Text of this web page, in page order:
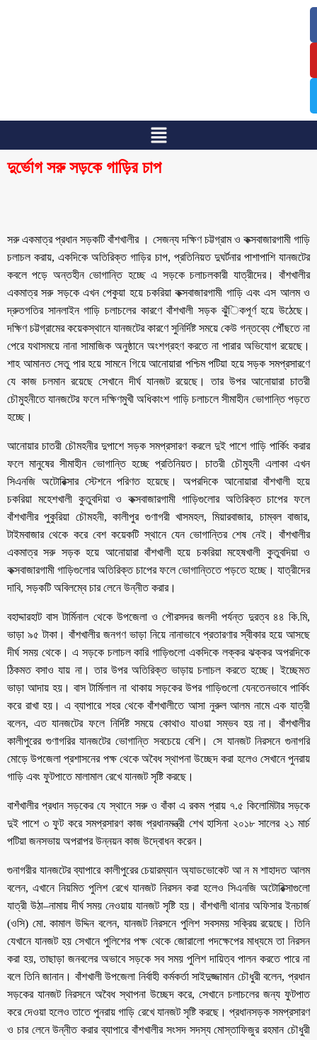
দুর্ভোগ সরু সড়কে গাড়ির চাপ
সরু একমাত্র প্রধান সড়কটি বাঁশখালীর । সেজন্য দক্ষিণ চট্টগ্রাম ও কক্সবাজারগামী গাড়ি
চলাচল করায়, একদিকে অতিরিক্ত গাড়ির চাপ, প্রতিনিয়ত দুঘর্টনার পাশাপাশি যানজটের
কবলে পড়ে অন্তহীন ভোগান্তি হচ্ছে এ সড়কে চলাচলকারী যাত্রীদের। বাঁশখালীর
একমাত্র সরু সড়কে এখন পেকুয়া হয়ে চকরিয়া কক্সবাজারগামী গাড়ি এবং এস আলম ও
দ্রুতগতির সানলাইন গাড়ি চলাচলের কারণে বাঁশখালী সড়ক ঝুঁিকপূর্ণ হয়ে উঠেছে।
দক্ষিণ চট্টগ্রামের কয়েকস্থানে যানজটের কারণে সুনির্দিষ্ট সময়ে কেউ গন্তব্যে পৌঁছতে না
পেরে যথাসময়ে নানা সামাজিক অনুষ্ঠানে অংশগ্রহণ করতে না পারার অভিযোগ রয়েছে।
শাহ আমানত সেতু পার হয়ে সামনে গিয়ে আনোয়ারা পশ্চিম পটিয়া হয়ে সড়ক সমপ্রসারণে
যে কাজ চলমান রয়েছে সেখানে দীর্ঘ যানজট রয়েছে। তার উপর আনোয়ারা চাতরী
চৌমুহনীতে যানজটের ফলে দক্ষিণমুখী অধিকাংশ গাড়ি চলাচলে সীমাহীন ভোগান্তি পড়তে
হচ্ছে।
আনোয়ার চাতরী চৌমহনীর দুপাশে সড়ক সমপ্রসারণ করলে দুই পাশে গাড়ি পার্কিং করার
ফলে মানুষের সীমাহীন ভোগান্তি হচ্ছে প্রতিনিয়ত। চাতরী চৌমুহনী এলাকা এখন
সিএনজি অটোরিক্সার স্টেশনে পরিণত হয়েছে। অপরদিকে আনোয়ারা বাঁশখালী হয়ে
চকরিয়া মহেশখালী কুতুবদিয়া ও কক্সবাজারগামী গাড়িগুলোর অতিরিক্ত চাপের ফলে
বাঁশখালীর পুকুরিয়া চৌমহনী, কালীপুর গুণাগরী খাসমহল, মিয়ারবাজার, চাম্বল বাজার,
টাইমবাজার থেকে করে বেশ কয়েকটি স্থানে যেন ভোগান্তির শেষ নেই। বাঁশখালীর
একমাত্র সরু সড়ক হয়ে আনোয়ারা বাঁশখালী হয়ে চকরিয়া মহেষখালী কুতুবদিয়া ও
কক্সবাজারগামী গাড়িগুলোর অতিরিক্ত চাপের ফলে ভোগান্তিতে পড়তে হচ্ছে। যাত্রীদের
দাবি, সড়কটি অবিলম্বে চার লেনে উন্নীত করার।
বহাদ্দারহাট বাস টার্মিনাল থেকে উপজেলা ও পৌরসদর জলদী পর্যন্ত দুরত্ব ৪৪ কি.মি,
ভাড়া ৯৫ টাকা। বাঁশখালীর জনগণ ভাড়া নিয়ে নানাভাবে প্রতারণার স্বীকার হয়ে আসছে
দীর্ঘ সময় থেকে। এ সড়কে চলাচল কারি গাড়িগুলো একদিকে লক্কর ঝক্কর অপরদিকে
ঠিকমত বসাও যায় না। তার উপর অতিরিক্ত ভাড়ায় চলাচল করতে হচ্ছে। ইচ্ছেমত
ভাড়া আদায় হয়। বাস টার্মিলাল না থাকায় সড়কের উপর গাড়িগুলো যেনতেনভাবে পার্কিং
করে রাখা হয়। এ ব্যাপারে শহর থেকে বাঁশখালীতে আসা নুরুল আলম নামে এক যাত্রী
বলেন, এত যানজটের ফলে নির্দিষ্ট সময়ে কোথাও যাওয়া সম্ভব হয় না। বাঁশখালীর
কালীপুরের গুণাগরির যানজটের ভোগান্তি সবচেয়ে বেশি। সে যানজট নিরসনে গুনাগরি
মোড়ে উপজেলা প্রশাসনের পক্ষ থেকে অবৈধ স্থাপনা উচ্ছেদ করা হলেও সেখানে পুনরায়
গাড়ি এবং ফুটপাতে মালামাল রেখে যানজট সৃষ্টি করছে।
বাশঁখালীর প্রধান সড়কের যে স্থানে সরু ও বাঁকা এ রকম প্রায় ৭.৫ কিলোমিটার সড়কে
দুই পাশে ৩ ফুট করে সমপ্রসারণ কাজ প্রধানমন্ত্রী শেখ হাসিনা ২০১৮ সালের ২১ মার্চ
পটিয়া জনসভায় অপরাপর উন্নয়ন কাজ উদ্বোধন করেন।
গুনাগরীর যানজটের ব্যাপারে কালীপুরের চেয়ারম্যান অ্যাডভোকেট আ ন ম শাহাদত আলম
বলেন, এখানে নিয়মিত পুলিশ রেখে যানজট নিরসন করা হলেও সিএনজি অটোরিক্সাগুলো
যাত্রী উঠা–নামায় দীর্ঘ সময় নেওয়ায় যানজট সৃষ্টি হয়। বাঁশখালী থানার অফিসার ইনচার্জ
(ওসি) মো. কামাল উদ্দিন বলেন, যানজট নিরসনে পুলিশ সবসময় সক্রিয় রয়েছে। তিনি
যেখানে যানজট হয় সেখানে পুলিশের পক্ষ থেকে জোরালো পদক্ষেপের মাধ্যমে তা নিরসন
করা হয়, তাছাড়া জনবলের অভাবে সড়কে সব সময় পুলিশ দায়িত্ব পালন করতে পারে না
বলে তিনি জানান। বাঁশখালী উপজেলা নির্বাহী কর্মকর্তা সাইদুজ্জামান চৌধুরী বলেন, প্রধান
সড়কের যানজট নিরসনে অবৈধ স্থাপনা উচ্ছেদ করে, সেখানে চলাচলের জন্য ফুটপাত
করে দেওয়া হলেও তাতে পুনরায় গাড়ি রেখে যানজট সৃষ্টি করছে। প্রধানসড়ক সমপ্রসারণ
ও চার লেনে উন্নীত করার ব্যাপারে বাঁশখালীর সংসদ সদস্য মোস্তাফিজুর রহমান চৌধুরী